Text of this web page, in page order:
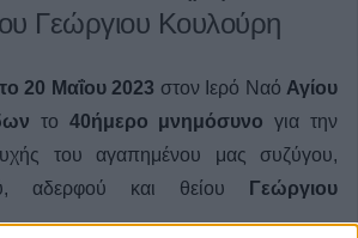
Γεώργιου Κουλούρη
20 Μαΐου 2023 στον Ιερό Ναό Αγίου
το 40ήμερο μνημόσυνο για την
του αγαπημένου μας συζύγου,
αδερφού και θείου
Γεώργιου